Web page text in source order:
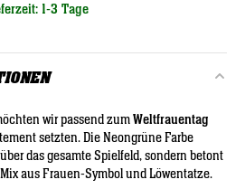
1-3 Tage
wir passend zum Weltfrauentag
setzten. Die Neongrüne Farbe
das gesamte Spielfeld, sondern betont
aus Frauen-Symbol und Löwentatze.